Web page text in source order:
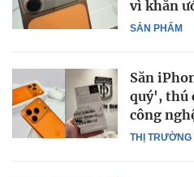
SẢN PHẨM
vì khăn
THỊ TRƯỜNG
Săn
quý', thú
công